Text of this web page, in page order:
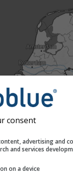
consent
advertising and
and services
on a device